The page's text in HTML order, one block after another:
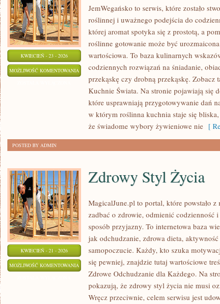
KWIECIEŃ - 23 - 2026
MOŻLIWOŚĆ KOMENTOWANIA
CUKRU
JemWegańsko to serwis, które zostało
roślinnej i uważnego podejścia do
której aromat spotyka się z prostotą, a
roślinne gotowanie może być
wartościowa. To baza kulinarnych
codziennych rozwiązań na śniadanie,
przekąskę czy drobną przekąskę. Zobacz
Kuchnie Świata. Na stronie pojawiają się
które usprawniają przygotowywanie dań
w którym roślinna kuchnia staje się
że świadome wybory żywieniowe nie [
POSTED BY ADMIN
KWIECIEŃ - 21 - 2026
MOŻLIWOŚĆ KOMENTOWANIA ZDROWY
STYL
ŻYCIA
Zdrowy Styl Życia
MagicalJune.pl to portal, które powstało
zadbać o zdrowie, odmienić codzienność
sposób przyjazny. To internetowa baza
jak odchudzanie, zdrowa dieta,
samopoczucie. Każdy, kto szuka
się pewniej, znajdzie tutaj wartościowe
Zdrowe Odchudzanie dla Każdego. Na
pokazują, że zdrowy styl życia nie musi
Wręcz przeciwnie, celem serwisu jest